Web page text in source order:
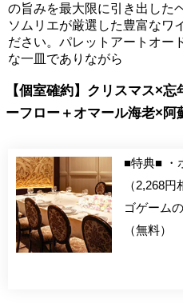
の旨みを最大限に引き出した
ソムリエが厳選した豊富なワ
ださい。パレットアートオー
な一皿でありながら
【個室確約】クリスマス×
ーフロー＋オマール海老×阿
■特典■ ・
（2,268
ゴゲーム
（無料
フリード